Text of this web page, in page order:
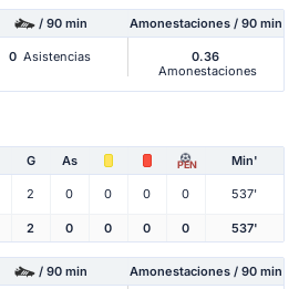
/ 90 min Amonestaciones / 90 min
0 Asistencias
0.36
Amonestaciones
G As PEN Min'
2 0 0 0 0 537'
2 0 0 0 0 537'
/ 90 min Amonestaciones / 90 min